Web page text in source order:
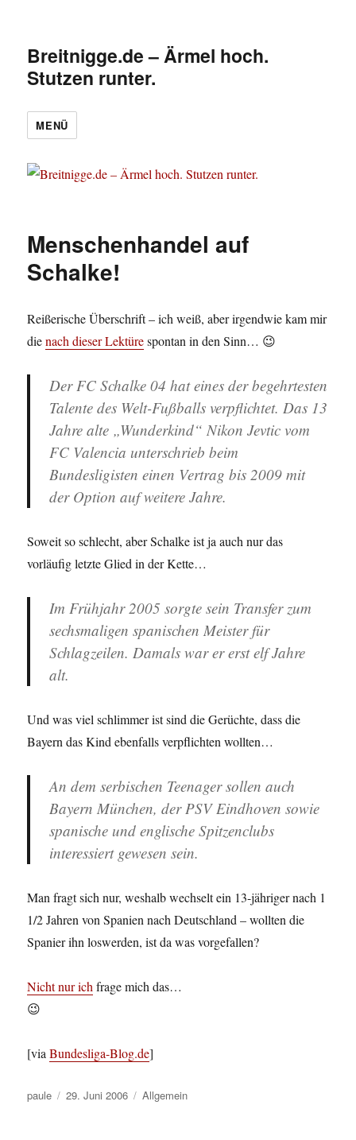
Breitnigge.de – Ärmel hoch.
Stutzen runter.
MENÜ
Menschenhandel auf
Schalke!
Reißerische Überschrift – ich weiß, aber irgendwie kam mir
dienach dieser Lektürespontan in den Sinn… 😉
Der FC Schalke 04 hat eines der begehrtesten
Talente des Welt-Fußballs verpflichtet. Das 13
Jahre alte „Wunderkind“ Nikon Jevtic vom
FC Valencia unterschrieb beim
Bundesligisten einen Vertrag bis 2009 mit
der Option auf weitere Jahre.
Soweit so schlecht, aber Schalke ist ja auch nur das
vorläufig letzte Glied in der Kette…
Im Frühjahr 2005 sorgte sein Transfer zum
sechsmaligen spanischen Meister für
Schlagzeilen. Damals war er erst elf Jahre
alt.
Und was viel schlimmer ist sind die Gerüchte, dass die
Bayern das Kind ebenfalls verpflichten wollten…
An dem serbischen Teenager sollen auch
Bayern München, der PSV Eindhoven sowie
spanische und englische Spitzenclubs
interessiert gewesen sein.
Man fragt sich nur, weshalb wechselt ein 13-jähriger nach 1
1/2 Jahren von Spanien nach Deutschland – wollten die
Spanier ihn loswerden, ist da was vorgefallen?
Nicht nur ichfrage mich das…
😉
[viaBundesliga-Blog.de]
Autor
paule
Veröffentlicht
29. Juni 2006 Kategorien
Allgemein